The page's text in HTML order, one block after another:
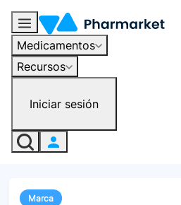
Medicamentos
Recursos
Iniciar sesión
Marca